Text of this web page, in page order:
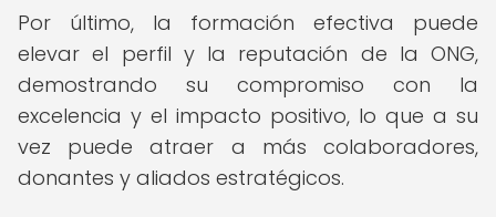
Por último, la formación efectiva puede
elevar el perfil y la reputación de la ONG,
demostrando su compromiso con la
excelencia y el impacto positivo, lo que a su
vez puede atraer a más colaboradores,
donantes y aliados estratégicos.